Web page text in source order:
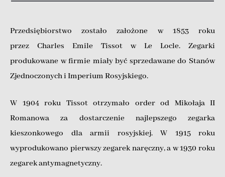
Przedsiębiorstwo zostało założone w 1853 roku
przez Charles Emile Tissot w Le Locle. Zegarki
produkowane w firmie miały być sprzedawane do Stanów
Zjednoczonych i Imperium Rosyjskiego.
W 1904 roku Tissot otrzymało order od Mikołaja II
Romanowa za dostarczenie najlepszego zegarka
kieszonkowego dla armii rosyjskiej. W 1915 roku
wyprodukowano pierwszy zegarek naręczny, a w 1930 roku
zegarek antymagnetyczny.